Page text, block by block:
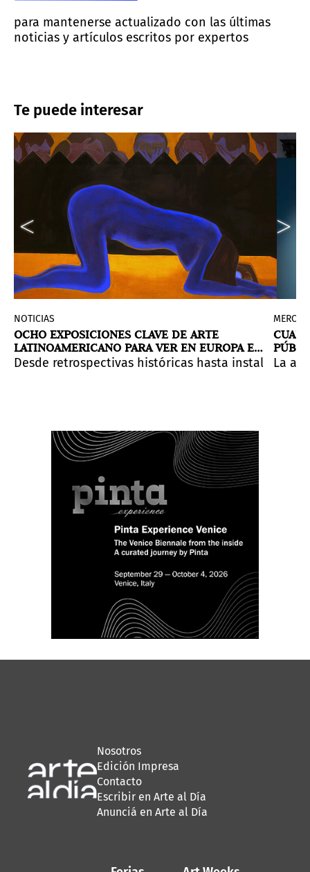
para mantenerse actualizado con las últimas
noticias y artículos escritos por expertos
Te puede interesar
ámbito académico.
Una exposición que ella misma ayudó a
a través de un recorrido que articula sus
NOTICIAS
OCHO EXPOSICIONES CLAVE DE ARTE
LATINOAMERICANO PARA VER EN EUROPA EN
2026
Desde retrospectivas históricas hasta
La
Nosotros
Edición Impresa
Contacto
Escribir en Arte al Día
Anunciá en Arte al Día